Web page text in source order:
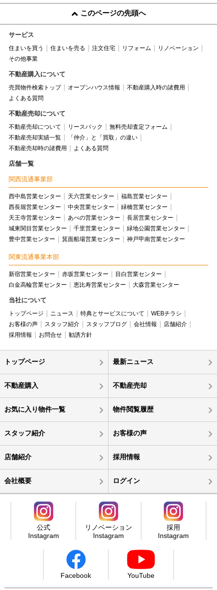
このページの先頭へ
サービス
住まいを買う 住まいを売る 注文住宅 リフォーム
リノベーション
その他事業
不動産購入について
売買物件検索トップ オープンハウス情報
不動産購入時の諸費用
よくある質問
不動産売却について
不動産売却について リースバック
無料売却査定フォーム
不動産売却実績一覧
「仲介」と「買取」の違い
不動産売却時の諸費用
よくある質問
店舗一覧
関西流通事業部
西中島営業センター 天六営業センター
福島営業センター
西長堀営業センター
中央営業センター
緑橋営業センター
天王寺営業センター
あべの営業センター
長居営業センター
城東関目営業センター
千里営業センター
緑地公園営業センター
豊中営業センター
箕面船場営業センター 神戸甲南営業センター
関東流通事業本部
新宿営業センター 赤坂営業センター
目白営業センター
白金高輪営業センター
恵比寿営業センター 大森営業センター
当社について
トップページ ニュース 特典とサービスについて
WEBチラシ
お客様の声
スタッフ紹介 スタッフブログ 会社情報
店舗紹介
採用情報
お問合せ 勧誘方針
トップページ 最新ニュース
不動産購入 不動産売却
お気に入り物件一覧 物件閲覧履歴
スタッフ紹介 お客様の声
店舗紹介 採用情報
会社概要 ログイン
公式
Instagram
リノベーション
Instagram
採用
Instagram
Facebook YouTube